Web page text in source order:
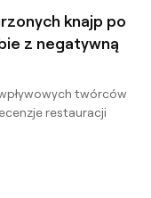
knajp po
z negatywną
twórców
restauracji